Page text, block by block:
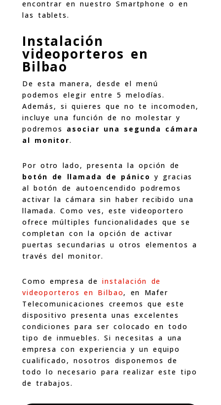
encontrar en nuestro Smartphone o en
las tablets.
Instalación
videoporteros en
Bilbao
De esta manera, desde el menú
podemos elegir entre 5 melodías.
Además, si quieres que no te incomoden,
incluye una función de no molestar y
podremos asociar una segunda cámara
al monitor.
Por otro lado, presenta la opción de
botón de llamada de pánico y gracias
al botón de autoencendido podremos
activar la cámara sin haber recibido una
llamada. Como ves, este videoportero
ofrece múltiples funcionalidades que se
completan con la opción de activar
puertas secundarias u otros elementos a
través del monitor.
Como empresa deinstalación de
videoporteros en Bilbao, en Mafer
Telecomunicaciones creemos que este
dispositivo presenta unas excelentes
condiciones para ser colocado en todo
tipo de inmuebles. Si necesitas a una
empresa con experiencia y un equipo
cualificado, nosotros disponemos de
todo lo necesario para realizar este tipo
de trabajos.